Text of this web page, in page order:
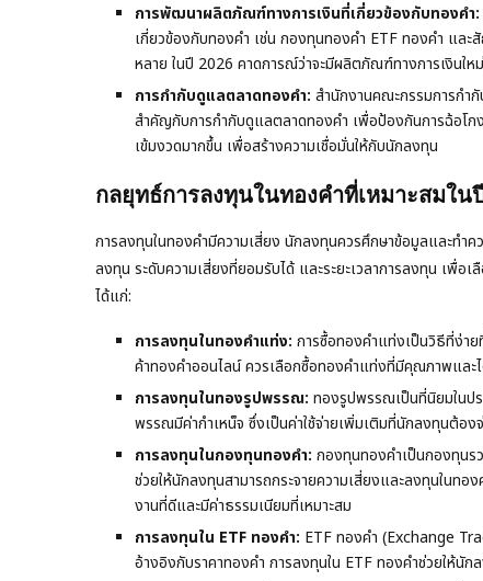
การพัฒนาผลิตภัณฑ์ทางการเงินที่เกี่ยวข้องกับทองคำ:
เกี่ยวข้องกับทองคำ เช่น กองทุนทองคำ ETF ทองคำ แล
หลาย ในปี 2026 คาดการณ์ว่าจะมีผลิตภัณฑ์ทางการเงินใ
การกำกับดูแลตลาดทองคำ: สำนักงานคณะกรรมการกำ
สำคัญกับการกำกับดูแลตลาดทองคำ เพื่อป้องกันการฉ้อโก
เข้มงวดมากขึ้น เพื่อสร้างความเชื่อมั่นให้กับนักลงทุน
กลยุทธ์การลงทุนในทองคำที่เหมาะสมใน
การลงทุนในทองคำมีความเสี่ยง นักลงทุนควรศึกษาข้อมูลและทำ
ลงทุน ระดับความเสี่ยงที่ยอมรับได้ และระยะเวลาการลงทุน เพื่
ได้แก่:
การลงทุนในทองคำแท่ง: การซื้อทองคำแท่งเป็นวิธีที่ง่า
ค้าทองคำออนไลน์ ควรเลือกซื้อทองคำแท่งที่มีคุณภาพและ
การลงทุนในทองรูปพรรณ: ทองรูปพรรณเป็นที่นิยมในปร
พรรณมีค่ากำเหน็จ ซึ่งเป็นค่าใช้จ่ายเพิ่มเติมที่นักลงทุนต้อ
การลงทุนในกองทุนทองคำ: กองทุนทองคำเป็นกองทุนร
ช่วยให้นักลงทุนสามารถกระจายความเสี่ยงและลงทุนในท
งานที่ดีและมีค่าธรรมเนียมที่เหมาะสม
การลงทุนใน ETF ทองคำ: ETF ทองคำ (Exchange
อ้างอิงกับราคาทองคำ การลงทุนใน ETF ทองคำช่วยให้นัก